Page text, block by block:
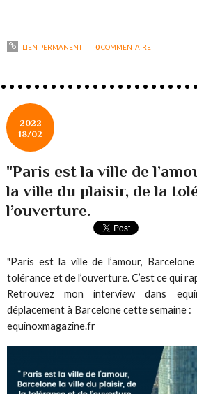
LIEN PERMANENT 0COMMENTAIRE
2022
18/02
"Paris est la ville de
la ville du plaisir, de la
l’ouverture.
"Paris est la ville de l’amour,
tolérance et de l’ouverture. C’est ce qui
Retrouvez mon interview dans
déplacement à Barcelone cette semaine :
equinoxmagazine.fr